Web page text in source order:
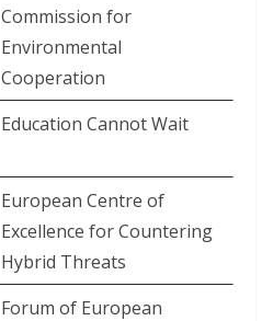
Commission for
Environmental
Cooperation
Education Cannot Wait
European Centre of
Excellence for Countering
Hybrid Threats
Forum of European